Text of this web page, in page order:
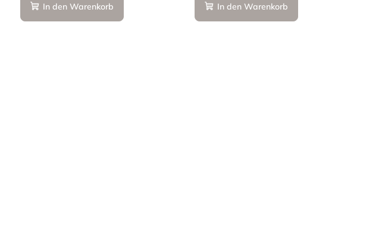
In den Warenkorb In den Warenkorb